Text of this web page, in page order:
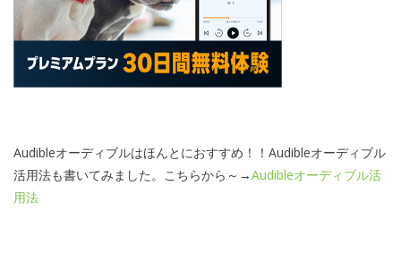
Audibleオーディブルはほんとにおすすめ！！Audibleオーディブル
活用法も書いてみました。こちらから～→Audibleオーディブル活
用法